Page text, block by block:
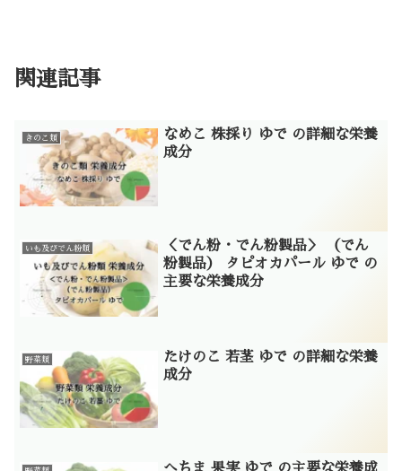
関連記事
きのこ類
なめこ 株採り ゆで の詳細な栄養
成分
いも及びでん粉類
＜でん粉・でん粉製品＞ （でん
粉製品） タピオカパール ゆで の
主要な栄養成分
野菜類
たけのこ 若茎 ゆで の詳細な栄養
成分
へちま 果実 ゆで の主要な栄養成